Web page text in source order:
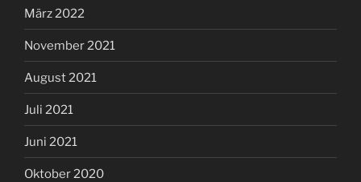
März 2022
November 2021
August 2021
Juli 2021
Juni 2021
Oktober 2020